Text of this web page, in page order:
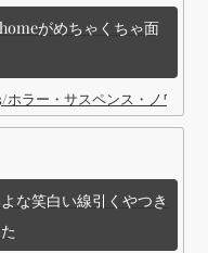
がめちゃくちゃ面
ホラー・サスペンス・ノワー
な笑白い線引くやつき